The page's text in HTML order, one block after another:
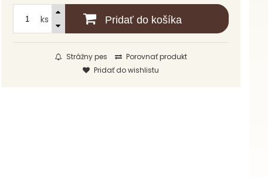
ks Pridať do košíka
Strážny pes
Porovnať produkt
Pridať do wishlistu